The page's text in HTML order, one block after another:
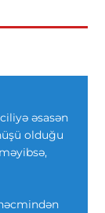
əsasən
olduğu